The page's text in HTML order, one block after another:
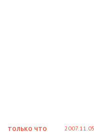
ТОЛЬКО ЧТО 2007.11.05